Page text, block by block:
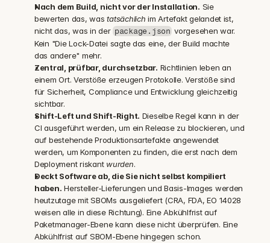
Nach dem Build, nicht vor der Installation. Sie
bewerten das, was tatsächlich im Artefakt gelandet ist,
nicht das, was in der package.json vorgesehen war.
Kein "Die Lock-Datei sagte das eine, der Build machte
das andere" mehr.
Zentral, prüfbar, durchsetzbar. Richtlinien leben an
einem Ort. Verstöße erzeugen Protokolle. Verstöße sind
für Sicherheit, Compliance und Entwicklung gleichzeitig
sichtbar.
Shift-Left und Shift-Right. Dieselbe Regel kann in der
CI ausgeführt werden, um ein Release zu blockieren, und
auf bestehende Produktionsartefakte angewendet
werden, um Komponenten zu finden, die erst nach dem
Deployment riskant wurden.
Deckt Software ab, die Sie nicht selbst kompiliert
haben. Hersteller-Lieferungen und Basis-Images werden
heutzutage mit SBOMs ausgeliefert (CRA, FDA, EO 14028
weisen alle in diese Richtung). Eine Abkühlfrist auf
Paketmanager-Ebene kann diese nicht überprüfen. Eine
Abkühlfrist auf SBOM-Ebene hingegen schon.